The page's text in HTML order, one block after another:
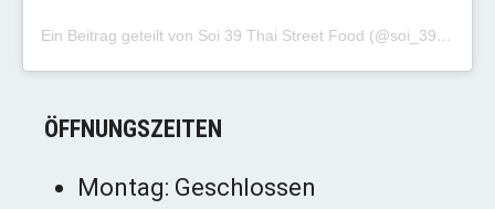
Ein Beitrag geteilt von Soi 39 Thai Street Food (@soi_39_thai_street_food)
ÖFFNUNGSZEITEN
Montag: Geschlossen